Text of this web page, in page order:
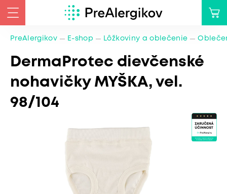
PreAlergikov E-shop Lôžkoviny a oblečenie
DermaProtec dievčenské
nohavičky MYŠKA, vel.
98/104